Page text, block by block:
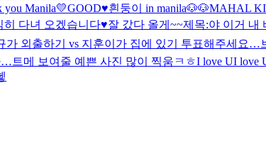
you Manila💛GOOD♥️흰둥이 in manila🐶🐶MAHAL
히 다녀 오겠습니다♥️잘 갔다 올게~~제목:야 이거 내
가 외출하기 vs 지훈이가 집에 있기 투표해주세요…
… 트메 보여줄 예쁜 사진 많이 찍움ㅋㅎI love UI love